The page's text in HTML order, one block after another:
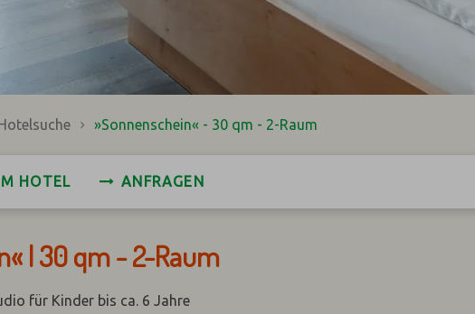
»Sonnenschein« - 30 qm - 2-Raum
HOTEL ANFRAGEN
| 30 qm - 2-Raum
für Kinder bis ca. 6 Jahre